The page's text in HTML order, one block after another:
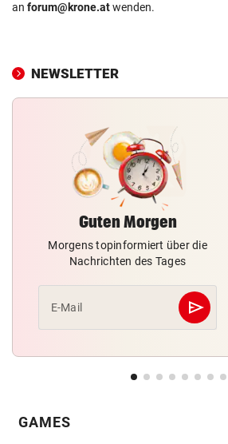
an forum@krone.atwenden.
NEWSLETTER
Guten Morgen
Morgens topinformiert über die
Nachrichten des Tages
E-Mail send
GAMES